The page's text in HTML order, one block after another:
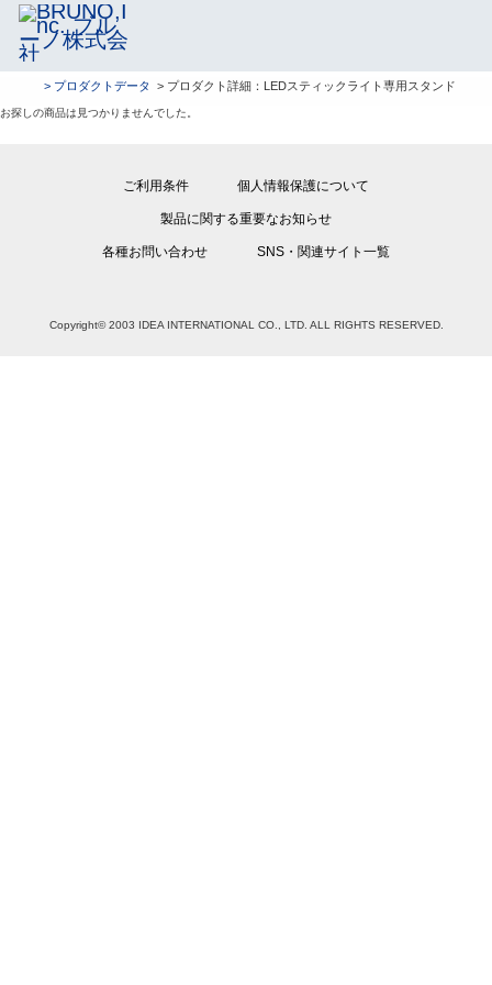
> プロダクトデータ > プロダクト詳細：LEDスティックライト専用スタンド
お探しの商品は見つかりませんでした。
ご利用条件 個人情報保護について
製品に関する重要なお知らせ
各種お問い合わせ SNS・関連サイト一覧
Copyright© 2003 IDEA INTERNATIONAL CO., LTD. ALL RIGHTS RESERVED.